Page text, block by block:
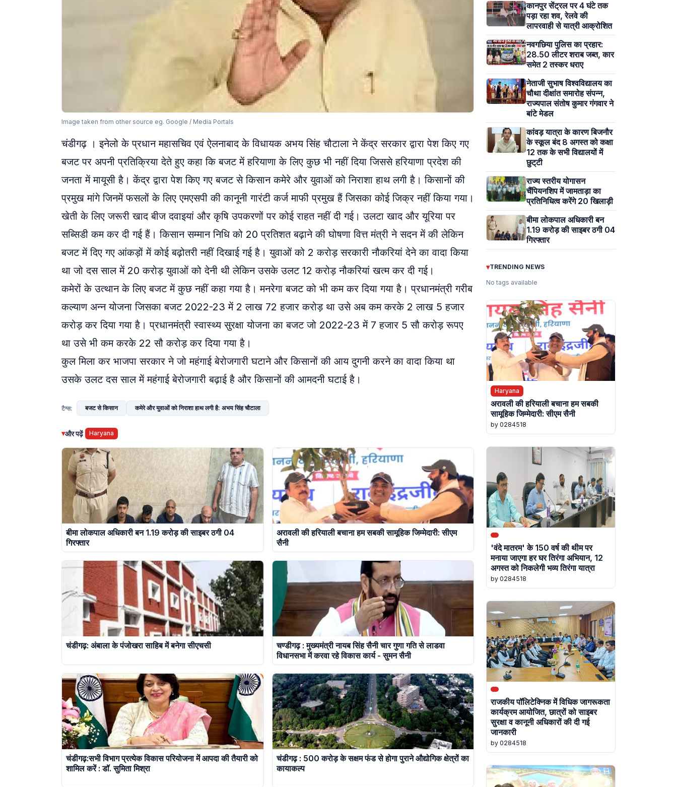
Image taken from other source eg. Google / Media Portals
चंडीगढ़ । इनेलो के प्रधान महासचिव एवं ऐलनाबाद के विधायक अभय सिंह चौटाला ने केंद्र सरकार द्वारा पेश किए गए
बजट पर अपनी प्रतिक्रिया देते हुए कहा कि बजट में हरियाणा के लिए कुछ भी नहीं दिया जिससे हरियाणा प्रदेश की
जनता में मायूसी है। केंद्र द्वारा पेश किए गए बजट से किसान कमेरे और युवाओं को निराशा हाथ लगी है। किसानों की
प्रमुख मांगे जिनमें फसलों के लिए एमएसपी की कानूनी गारंटी कर्ज माफी प्रमुख हैं जिसका कोई जिक्र नहीं किया गया।
खेती के लिए जरूरी खाद बीज दवाइयां और कृषि उपकरणों पर कोई राहत नहीं दी गई। उलटा खाद और यूरिया पर
सब्सिडी कम कर दी गई हैं। किसान सम्मान निधि को 20 प्रतिशत बढ़ाने की घोषणा वित्त मंत्री ने सदन में की लेकिन
बजट में दिए गए आंकड़ों में कोई बढ़ोतरी नहीं दिखाई गई है। युवाओं को 2 करोड़ सरकारी नौकरियां देने का वादा किया
था जो दस साल में 20 करोड़ युवाओं को देनी थी लेकिन उसके उलट 12 करोड़ नौकरियां खत्म कर दी गई।
कमेरों के उत्थान के लिए बजट में कुछ नहीं कहा गया है। मनरेगा बजट को भी कम कर दिया गया है। प्रधानमंत्री गरीब
कल्याण अन्न योजना जिसका बजट 2022-23 में 2 लाख 72 हजार करोड़ था उसे अब कम करके 2 लाख 5 हजार
करोड़ कर दिया गया है। प्रधानमंत्री स्वास्थ्य सुरक्षा योजना का बजट जो 2022-23 में 7 हजार 5 सौ करोड़ रूपए
था उसे भी कम करके 22 सौ करोड़ कर दिया गया है।
कुल मिला कर भाजपा सरकार ने जो महंगाई बेरोजगारी घटाने और किसानों की आय दुगनी करने का वादा किया था
उसके उलट दस साल में महंगाई बेरोजगारी बढ़ाई है और किसानों की आमदनी घटाई है।
टैग्स: बजट से किसान कमेरे और युवाओं को निराशा हाथ लगी है: अभय सिंह चौटाला
▾और पढ़ें Haryana
बीमा लोकपाल अधिकारी बन 1.19 करोड़ की साइबर ठगी 04
गिरफ्तार
अरावली की हरियाली बचाना हम सबकी सामूहिक जिम्मेदारी: सीएम
सैनी
चंडीगढ़: अंबाला के पंजोखरा साहिब में बनेगा सीएचसी
चण्डीगढ़ : मुख्यमंत्री नायब सिंह सैनी चार गुणा गति से लाडवा
विधानसभा में करवा रहे विकास कार्य - सुमन सैनी
चंडीगढ़:सभी विभाग प्रत्येक विकास परियोजना में आपदा की तैयारी को
शामिल करें : डॉ. सुमिता मिश्रा
चंडीगढ़ : 500 करोड़ के सक्षम फंड से होगा पुराने औद्योगिक क्षेत्रों का
कायाकल्प
कानपुर सेंट्रल पर 4 घंटे तक
पड़ा रहा शव, रेलवे की
लापरवाही से यात्री आक्रोशित
नवगछिया पुलिस का प्रहार:
28.50 लीटर शराब जब्त, कार
समेत 2 तस्कर धराए
नेताजी सुभाष विश्वविद्यालय का
चौथा दीक्षांत समारोह संपन्न,
राज्यपाल संतोष कुमार गंगवार ने
बांटे मेडल
कांवड़ यात्रा के कारण बिजनौर
के स्कूल बंद 8 अगस्त को कक्षा
12 तक के सभी विद्यालयों में
छुट्‌टी
राज्य स्तरीय योगासन
चैंपियनशिप में जामताड़ा का
प्रतिनिधित्व करेंगे 20 खिलाड़ी
बीमा लोकपाल अधिकारी बन
1.19 करोड़ की साइबर ठगी 04
गिरफ्तार
▾TRENDING NEWS
No tags available
Haryana
अरावली की हरियाली बचाना हम सबकी
सामूहिक जिम्मेदारी: सीएम सैनी
by 0284518
'वंदे मातरम' के 150 वर्ष की थीम पर
मनाया जाएगा हर घर तिरंगा अभियान, 12
अगस्त को निकलेगी भव्य तिरंगा यात्रा
by 0284518
राजकीय पॉलिटेक्निक में विधिक जागरूकता
कार्यक्रम आयोजित, छात्रों को साइबर
सुरक्षा व कानूनी अधिकारों की दी गई
जानकारी
by 0284518